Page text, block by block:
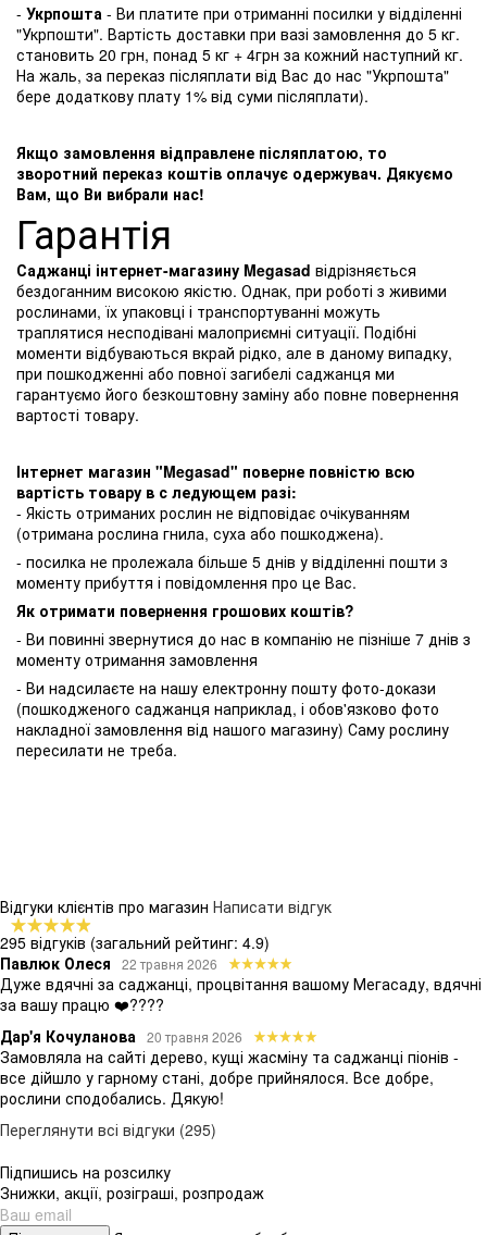
- Укрпошта - Ви платите при отриманні посилки у відділенні
"Укрпошти". Вартість доставки при вазі замовлення до 5 кг.
становить 20 грн, понад 5 кг + 4грн за кожний наступний кг.
На жаль, за переказ післяплати від Вас до нас "Укрпошта"
бере додаткову плату 1% від суми післяплати).
Якщо замовлення відправлене післяплатою, то
зворотний переказ коштів оплачує одержувач. Дякуємо
Вам, що Ви вибрали нас!
Гарантія
Саджанці інтернет-магазину Megasad відрізняється
бездоганним високою якістю. Однак, при роботі з живими
рослинами, їх упаковці і транспортуванні можуть
траплятися несподівані малоприємні ситуації. Подібні
моменти відбуваються вкрай рідко, але в даному випадку,
при пошкодженні або повної загибелі саджанця ми
гарантуємо його безкоштовну заміну або повне повернення
вартості товару.
Інтернет магазин "Megasad" поверне повністю всю
вартість товару в с ледующем разі:
- Якість отриманих рослин не відповідає очікуванням
(отримана рослина гнила, суха або пошкоджена).
- посилка не пролежала більше 5 днів у відділенні пошти з
моменту прибуття і повідомлення про це Вас.
Як отримати повернення грошових коштів?
- Ви повинні звернутися до нас в компанію не пізніше 7 днів з
моменту отримання замовлення
- Ви надсилаєте на нашу електронну пошту фото-докази
(пошкодженого саджанця наприклад, і обов'язково фото
накладної замовлення від нашого магазину) Саму рослину
пересилати не треба.
Відгуки клієнтів про магазин Написати відгук
295 відгуків (загальний рейтинг: 4.9)
Павлюк Олеся
22 травня 2026
Дуже вдячні за саджанці, процвітання вашому Мегасаду, вдячні
за вашу працю ❤️????
Дар'я Кочуланова
20 травня 2026
Замовляла на сайті дерево, кущі жасміну та саджанці піонів -
все дійшло у гарному стані, добре прийнялося. Все добре,
рослини сподобались. Дякую!
Переглянути всі відгуки (295)
Підпишись на розсилку
Знижки, акції, розіграші, розпродаж